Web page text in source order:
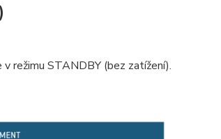
režimu STANDBY (bez zatížení).